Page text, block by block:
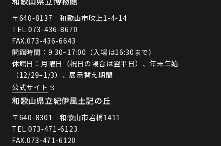
〒640-8137 和歌山市吹上1-4-14
TEL.073-436-8670
FAX.073-436-6643
開館時間：9:30–17:00（入場は16:30まで）
休館日：月曜日（祝日の場合は翌平日）、年末年始
（12/29–1/3）、展示替え期間
公式サイト
和歌山県立紀伊風土記の丘
〒640-8301 和歌山市岩橋1411
TEL.073-471-6123
FAX.073-471-6120